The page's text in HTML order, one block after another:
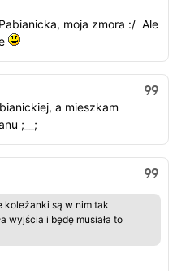
moja zmora :/ Ale
a mieszkam
;__;
koleżanki są w nim tak
wyjścia i będę musiała to